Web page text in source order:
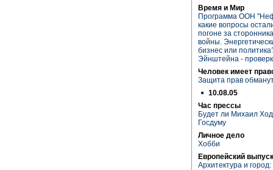
Время и Мир
Программа ООН
какие вопросы
погоне за
войны.
бизнес или
Эйнштейна -
Человек имеет
Защита прав
10.08.05
Час прессы
Будет ли Михаил
Госдуму
Личное дело
Хобби
Европейский
Архитектура и